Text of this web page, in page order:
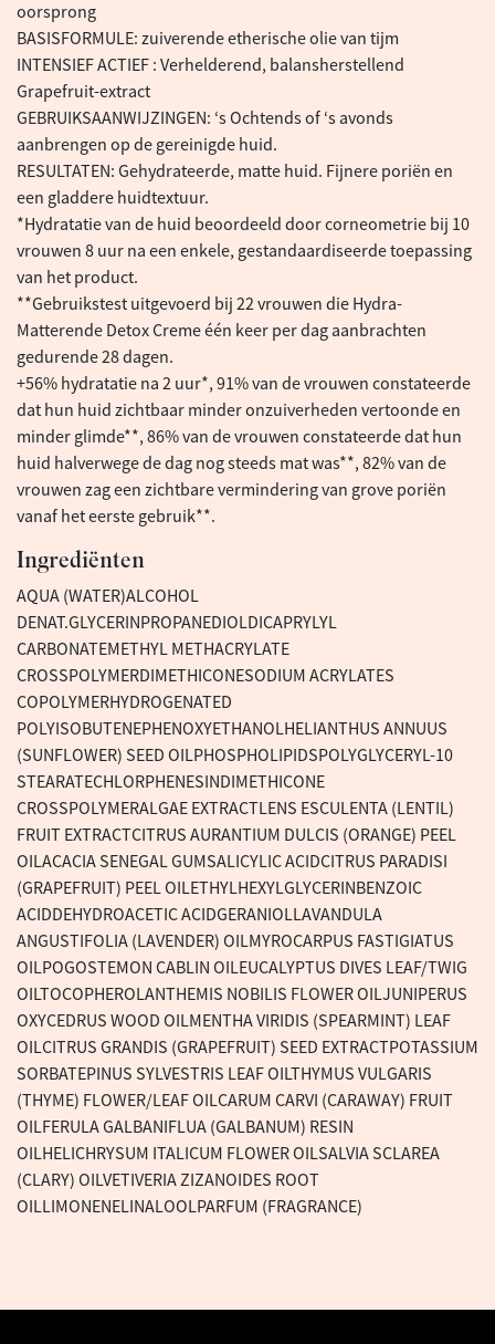
oorsprong
BASISFORMULE: zuiverende etherische olie van tijm
INTENSIEF ACTIEF : Verhelderend, balansherstellend
Grapefruit-extract
GEBRUIKSAANWIJZINGEN: ‘s Ochtends of ‘s avonds
aanbrengen op de gereinigde huid.
RESULTATEN: Gehydrateerde, matte huid. Fijnere poriën en
een gladdere huidtextuur.
*Hydratatie van de huid beoordeeld door corneometrie bij 10
vrouwen 8 uur na een enkele, gestandaardiseerde toepassing
van het product.
**Gebruikstest uitgevoerd bij 22 vrouwen die Hydra-
Matterende Detox Creme één keer per dag aanbrachten
gedurende 28 dagen.
+56% hydratatie na 2 uur*, 91% van de vrouwen constateerde
dat hun huid zichtbaar minder onzuiverheden vertoonde en
minder glimde**, 86% van de vrouwen constateerde dat hun
huid halverwege de dag nog steeds mat was**, 82% van de
vrouwen zag een zichtbare vermindering van grove poriën
vanaf het eerste gebruik**.
Ingrediënten
AQUA (WATER)ALCOHOL
DENAT.GLYCERINPROPANEDIOLDICAPRYLYL
CARBONATEMETHYL METHACRYLATE
CROSSPOLYMERDIMETHICONESODIUM ACRYLATES
COPOLYMERHYDROGENATED
POLYISOBUTENEPHENOXYETHANOLHELIANTHUS ANNUUS
(SUNFLOWER) SEED OILPHOSPHOLIPIDSPOLYGLYCERYL-10
STEARATECHLORPHENESINDIMETHICONE
CROSSPOLYMERALGAE EXTRACTLENS ESCULENTA (LENTIL)
FRUIT EXTRACTCITRUS AURANTIUM DULCIS (ORANGE) PEEL
OILACACIA SENEGAL GUMSALICYLIC ACIDCITRUS PARADISI
(GRAPEFRUIT) PEEL OILETHYLHEXYLGLYCERINBENZOIC
ACIDDEHYDROACETIC ACIDGERANIOLLAVANDULA
ANGUSTIFOLIA (LAVENDER) OILMYROCARPUS FASTIGIATUS
OILPOGOSTEMON CABLIN OILEUCALYPTUS DIVES LEAF/TWIG
OILTOCOPHEROLANTHEMIS NOBILIS FLOWER OILJUNIPERUS
OXYCEDRUS WOOD OILMENTHA VIRIDIS (SPEARMINT) LEAF
OILCITRUS GRANDIS (GRAPEFRUIT) SEED EXTRACTPOTASSIUM
SORBATEPINUS SYLVESTRIS LEAF OILTHYMUS VULGARIS
(THYME) FLOWER/LEAF OILCARUM CARVI (CARAWAY) FRUIT
OILFERULA GALBANIFLUA (GALBANUM) RESIN
OILHELICHRYSUM ITALICUM FLOWER OILSALVIA SCLAREA
(CLARY) OILVETIVERIA ZIZANOIDES ROOT
OILLIMONENELINALOOLPARFUM (FRAGRANCE)